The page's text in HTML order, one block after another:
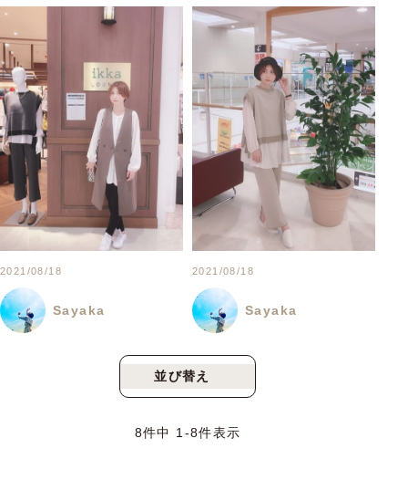
2021/08/18
Sayaka
2021/08/18
Sayaka
並び替え
8件中 1 -8件表示